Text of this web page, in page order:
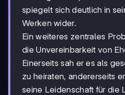
spiegelt sich deutlich in
Werken wider.
Ein weiteres zentrales
die Unvereinbarkeit von
Einerseits sah er es als
zu heiraten, andererseits
seine Leidenschaft für die